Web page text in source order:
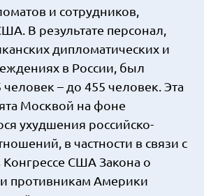
и сотрудников,
В результате персонал,
дипломатических и
в России, был
– до 455 человек. Эта
Москвой на фоне
ухудшения российско-
в частности в связи с
США Закона о
противникам Америки